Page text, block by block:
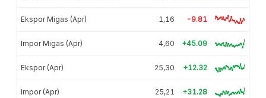
Ekspor Migas (Apr) 1,16 -9.81
Impor Migas (Apr) 4,60 +45.09
Ekspor (Apr) 25,30 +12.32
Impor (Apr) 25,21 +31.28